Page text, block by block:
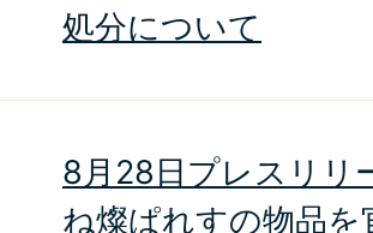
処分について
8月28日プレスリリ
ね燦ぱれすの物品